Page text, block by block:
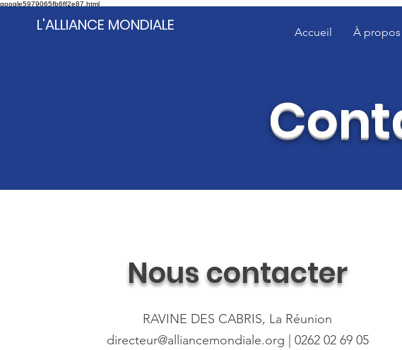
google5979065fb6ff2e87.html
L'ALLIANCE MONDIALE Accueil À propos
Nous contacter
RAVINE DES CABRIS, La Réunion
directeur@alliancemondiale.org | 0262 02 69 05